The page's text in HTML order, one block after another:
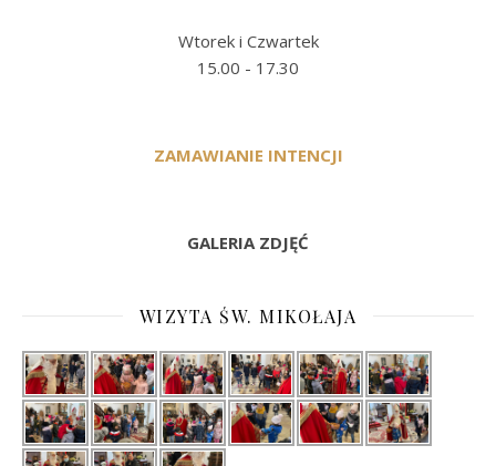
Wtorek i Czwartek
15.00 - 17.30
ZAMAWIANIE INTENCJI
GALERIA ZDJĘĆ
WIZYTA ŚW. MIKOŁAJA